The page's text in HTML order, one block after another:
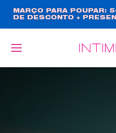
para
o
conteúdo
principal
MARÇO PARA POUPAR:
DE DESCONTO +